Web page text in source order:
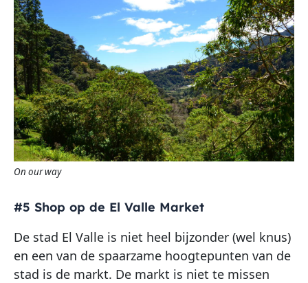
On our way
#5 Shop op de El Valle Market
De stad El Valle is niet heel bijzonder (wel knus)
en een van de spaarzame hoogtepunten van de
stad is de markt. De markt is niet te missen